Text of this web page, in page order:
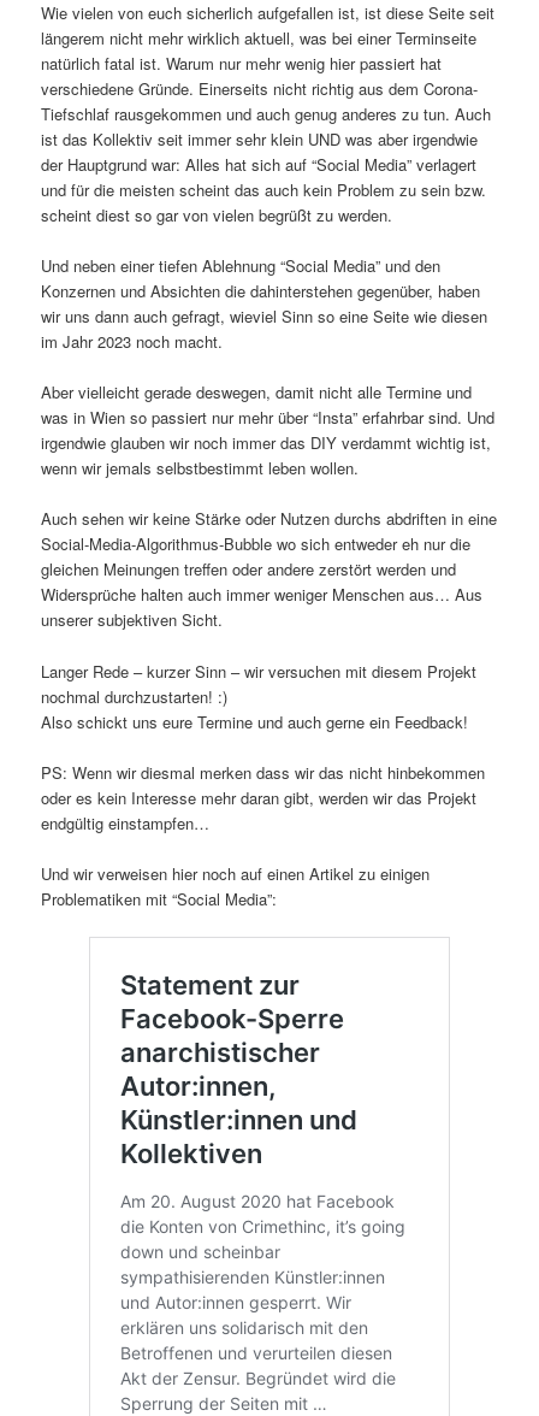
Wie vielen von euch sicherlich aufgefallen ist, ist diese Seite seit
längerem nicht mehr wirklich aktuell, was bei einer Terminseite
natürlich fatal ist. Warum nur mehr wenig hier passiert hat
verschiedene Gründe. Einerseits nicht richtig aus dem Corona-
Tiefschlaf rausgekommen und auch genug anderes zu tun. Auch
ist das Kollektiv seit immer sehr klein UND was aber irgendwie
der Hauptgrund war: Alles hat sich auf “Social Media” verlagert
und für die meisten scheint das auch kein Problem zu sein bzw.
scheint diest so gar von vielen begrüßt zu werden.
Und neben einer tiefen Ablehnung “Social Media” und den
Konzernen und Absichten die dahinterstehen gegenüber, haben
wir uns dann auch gefragt, wieviel Sinn so eine Seite wie diesen
im Jahr 2023 noch macht.
Aber vielleicht gerade deswegen, damit nicht alle Termine und
was in Wien so passiert nur mehr über “Insta” erfahrbar sind. Und
irgendwie glauben wir noch immer das DIY verdammt wichtig ist,
wenn wir jemals selbstbestimmt leben wollen.
Auch sehen wir keine Stärke oder Nutzen durchs abdriften in eine
Social-Media-Algorithmus-Bubble wo sich entweder eh nur die
gleichen Meinungen treffen oder andere zerstört werden und
Widersprüche halten auch immer weniger Menschen aus… Aus
unserer subjektiven Sicht.
Langer Rede – kurzer Sinn – wir versuchen mit diesem Projekt
nochmal durchzustarten! :)
Also schickt uns eure Termine und auch gerne ein Feedback!
PS: Wenn wir diesmal merken dass wir das nicht hinbekommen
oder es kein Interesse mehr daran gibt, werden wir das Projekt
endgültig einstampfen…
Und wir verweisen hier noch auf einen Artikel zu einigen
Problematiken mit “Social Media”: